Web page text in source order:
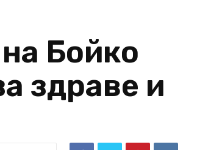
Бойко
здраве и